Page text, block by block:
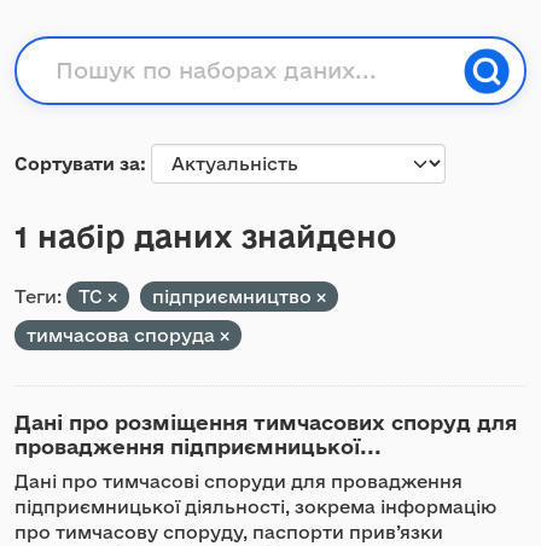
Сортувати за
1 набір даних знайдено
Теги: ТС
підприємництво
тимчасова споруда
Дані про розміщення тимчасових споруд для
провадження підприємницької...
Дані про тимчасові споруди для провадження
підприємницької діяльності, зокрема інформацію
про тимчасову споруду, паспорти прив’язки